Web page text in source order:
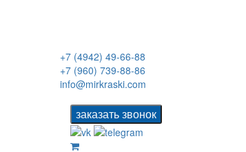
+7 (4942) 49-66-88
+7 (960) 739-88-86
info@mirkraski.com